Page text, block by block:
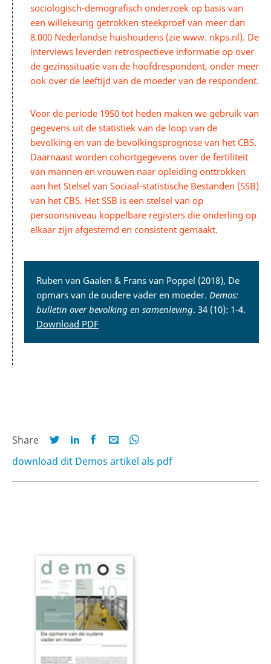
Ruben van Gaalen & Frans van Poppel (2018), De
opmars van de oudere vader en moeder. Demos:
bulletin over bevolking en samenleving. 34 (10): 1-4.
Download PDF
sociologisch-demografisch onderzoek op basis van
een willekeurig getrokken steekproef van meer dan
8.000 Nederlandse huishoudens (zie www. nkps.nl). De
interviews leverden retrospectieve informatie op over
de gezinssituatie van de hoofdrespondent, onder meer
ook over de leeftijd van de moeder van de respondent.
Voor de periode 1950 tot heden maken we gebruik van
gegevens uit de statistiek van de loop van de
bevolking en van de bevolkingsprognose van het CBS.
Daarnaast worden cohortgegevens over de fertiliteit
van mannen en vrouwen naar opleiding onttrokken
aan het Stelsel van Sociaal-statistische Bestanden (SSB)
van het CBS. Het SSB is een stelsel van op
persoonsniveau koppelbare registers die onderling op
elkaar zijn afgestemd en consistent gemaakt.
Share
download dit Demos artikel als pdf